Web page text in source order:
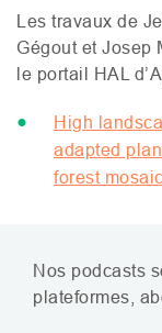
Les travaux de
Gégout et Josep
le portail HAL
High
adapted
forest
Nos podcasts
plateformes,